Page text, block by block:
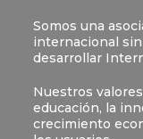
Somos una
internacional
desarrollar
Nuestros
educación, la
crecimiento